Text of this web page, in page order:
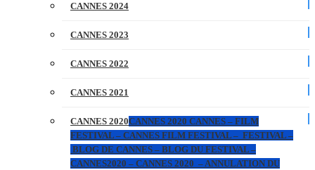
CANNES 2024
CANNES 2023
CANNES 2022
CANNES 2021
CANNES 2020CANNES 2020 CANNES – FILM
FESTIVAL – CANNES FILM FESTIVAL – FESTIVAL –
BLOG DE CANNES – BLOG DU FESTIVAL –
CANNES2020 – CANNES 2020 – ANNULATION DU